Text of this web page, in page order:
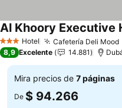
3 Estrellas
Hotel Cafetería Deli Mood
Al Khoory Executive
8,9 Excelente 14.881
Mira precios de 7 páginas
De $ 94.266